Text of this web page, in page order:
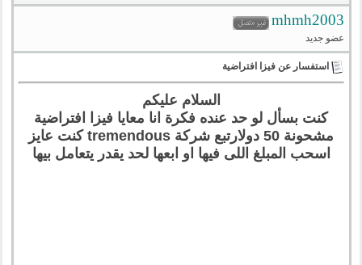
mhmh2003
عضو جديد
استفسار عن فيزا افتراضية
السلام عليكم
كنت بسأل لو حد عنده فكرة انا معايا فيزا افتراضية
مشحونة 50 دولارتبع شركة tremendous كنت عايز
اسحب المبلغ اللى فيها او ابعها لحد يقدر يتعامل بيها